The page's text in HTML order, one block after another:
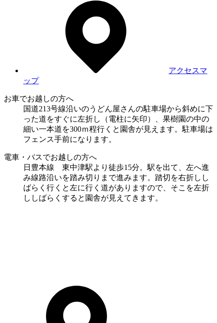
アクセスマ
ップ
お車でお越しの方へ
国道213号線沿いのうどん屋さんの駐車場から斜めに下
った道をすぐに左折し（電柱に矢印）、果樹園の中の
細い一本道を300ｍ程行くと園舎が見えます。駐車場は
フェンス手前になります。
電車・バスでお越しの方へ
日豊本線 東中津駅より徒歩15分。駅を出て、左へ進
み線路沿いを踏み切りまで進みます。踏切を右折しし
ばらく行くと左に行く道がありますので、そこを左折
ししばらくすると園舎が見えてきます。